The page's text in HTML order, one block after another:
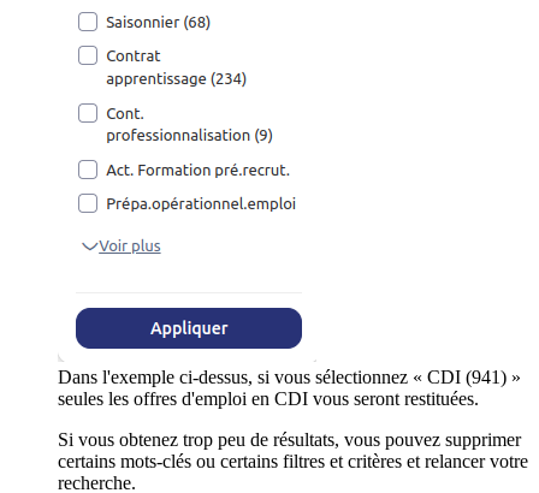
Dans l'exemple ci-dessus, si vous sélectionnez « CDI (941) »
seules les offres d'emploi en CDI vous seront restituées.
Si vous obtenez trop peu de résultats, vous pouvez supprimer
certains mots-clés ou certains filtres et critères et relancer votre
recherche.